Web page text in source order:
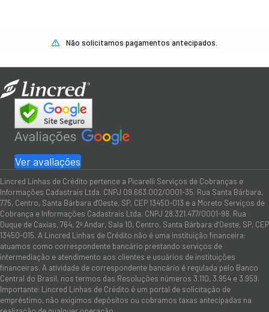
Não solicitamos pagamentos antecipados.
Ver avaliações
Lincred Linhas de Crédito pertence a Picarelli Serviços de Cobranças e
Informações Cadastrais Ltda. CNPJ 09.663.002/0001-35. Rua Santa Bárbara,
775, Centro, Santa Bárbara d'Oeste, SP, CEP 13450-013 e a Moreto Serviços de
Cobrança e Informações Cadastrais Ltda. CNPJ 28.321.477/0001-98. Rua
Duque de Caxias, 764, 2º Andar, Sala 10, Centro, Santa Bárbara d’Oeste, SP, CEP
13450-015. A Lincred Linhas de Crédito não é uma instituição financeira:
atuamos como correspondente bancário prestando serviços de
intermediação e atendimento aos clientes e usuários de instituições
financeiras. A atividade de correspondente bancário é regulada pelo Banco
Central do Brasil, nos termos das Resoluções números 3.110, 3.954 e 3.959.
Importante: Lincred Linhas de Crédito é um portal de solicitação de
empréstimo, não exigimos depósitos ou cobramos taxas antecipadas na